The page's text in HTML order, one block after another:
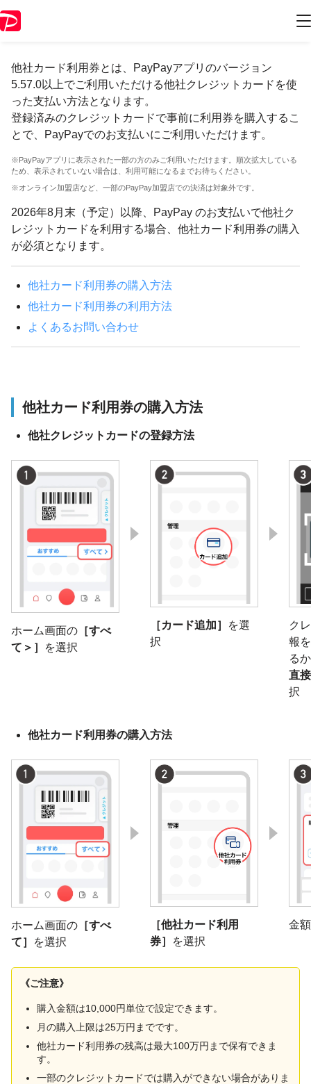
他社カード利用券とは、PayPayアプリのバージョン
5.57.0以上でご利用いただける他社クレジットカードを使
った支払い方法となります。
登録済みのクレジットカードで事前に利用券を購入するこ
とで、PayPayでのお支払いにご利用いただけます。
※PayPayアプリに表示された一部の方のみご利用いただけます。順次拡大している
ため、表示されていない場合は、利用可能になるまでお待ちください。
※オンライン加盟店など、一部のPayPay加盟店での決済は対象外です。
2026年8月末（予定）以降、PayPay のお支払いで他社ク
レジットカードを利用する場合、他社カード利用券の購入
が必須となります。
他社カード利用券の購入方法
他社カード利用券の利用方法
よくあるお問い合わせ
他社カード利用券の購入方法
他社クレジットカードの登録方法
ホーム画面の ［すべ
て＞］
を選択
［カード追加］
を選
択
ク
報
るか
直
択
他社カード利用券の購入方法
ホーム画面の ［すべ
て］
を選択
［他社カード利用
券］
を選択
金
《ご注意》
購入金額は10,000円単位で設定できます。
月の購入上限は25万円までです。
他社カード利用券の残高は最大100万円まで保有できま
す。
一部のクレジットカードでは購入ができない場合がありま